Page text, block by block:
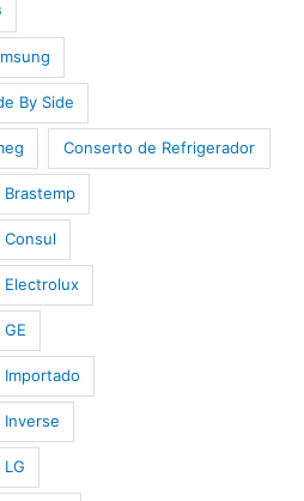
By Side
Conserto de Refrigerador